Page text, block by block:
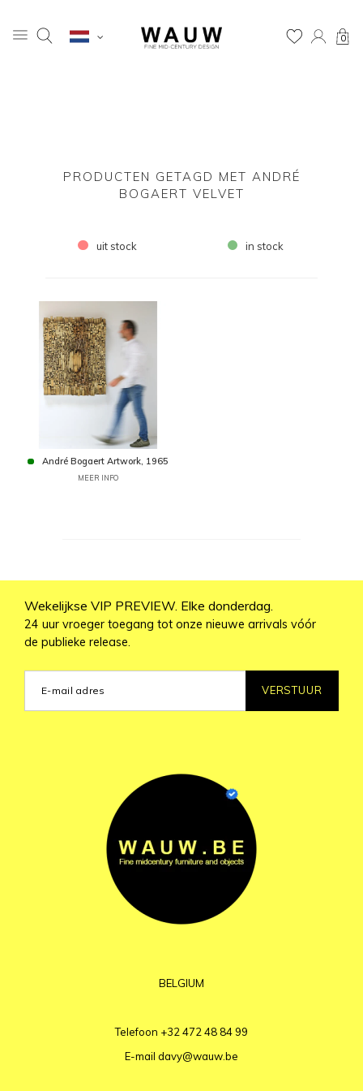
0
PRODUCTEN GETAGD MET ANDRÉ
BOGAERT VELVET
uit stock in stock
André Bogaert Artwork, 1965
MEER INFO
Wekelijkse VIP PREVIEW. Elke donderdag.
24 uur vroeger toegang tot onze nieuwe arrivals vóór
de publieke release.
VERSTUUR
BELGIUM
Telefoon +32 472 48 84 99
E-mail davy@wauw.be